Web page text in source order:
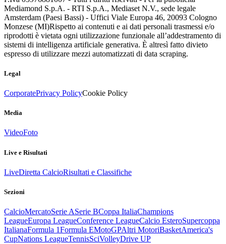
Mediamond S.p.A. - RTI S.p.A., Mediaset N.V., sede legale
Amsterdam (Paesi Bassi) - Uffici Viale Europa 46, 20093 Cologno
Monzese (MI)Rispetto ai contenuti e ai dati personali trasmessi e/o
riprodotti è vietata ogni utilizzazione funzionale all’addestramento di
sistemi di intelligenza artificiale generativa. È altresì fatto divieto
espresso di utilizzare mezzi automatizzati di data scraping.
Legal
CorporatePrivacy PolicyCookie Policy
Media
VideoFoto
Live e Risultati
LiveDiretta CalcioRisultati e Classifiche
Sezioni
CalcioMercatoSerie ASerie BCoppa ItaliaChampions
LeagueEuropa LeagueConference LeagueCalcio EsteroSupercoppa
ItalianaFormula 1Formula EMotoGPAltri MotoriBasketAmerica's
CupNations LeagueTennisSciVolleyDrive UP